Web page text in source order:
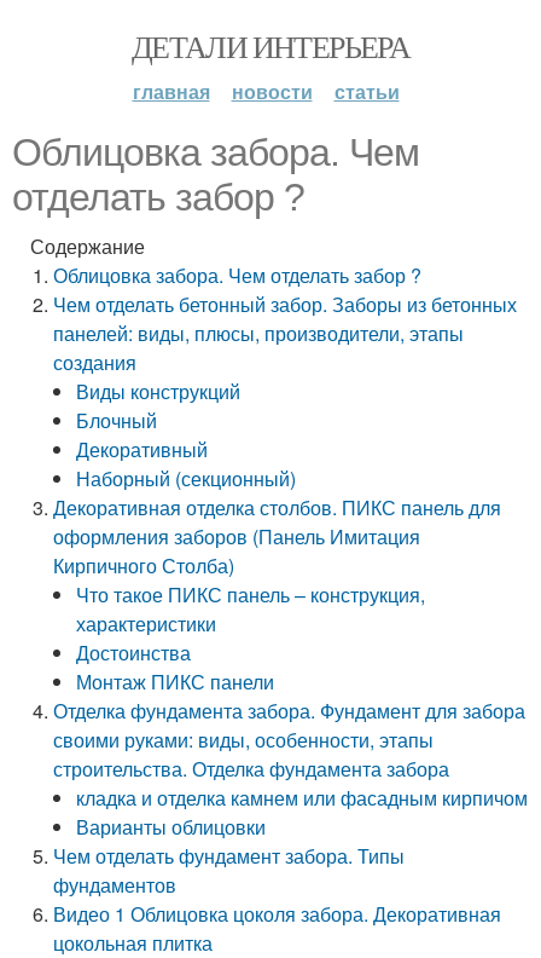
ДЕТАЛИ ИНТЕРЬЕРА
главная новости статьи
Облицовка забора. Чем
отделать забор ?
Содержание
Облицовка забора. Чем отделать забор ?
Чем отделать бетонный забор. Заборы из бетонных
панелей: виды, плюсы, производители, этапы
создания
Виды конструкций
Блочный
Декоративный
Наборный (секционный)
Декоративная отделка столбов. ПИКС панель для
оформления заборов (Панель Имитация
Кирпичного Столба)
Что такое ПИКС панель – конструкция,
характеристики
Достоинства
Монтаж ПИКС панели
Отделка фундамента забора. Фундамент для забора
своими руками: виды, особенности, этапы
строительства. Отделка фундамента забора
кладка и отделка камнем или фасадным кирпичом
Варианты облицовки
Чем отделать фундамент забора. Типы
фундаментов
Видео 1 Облицовка цоколя забора. Декоративная
цокольная плитка